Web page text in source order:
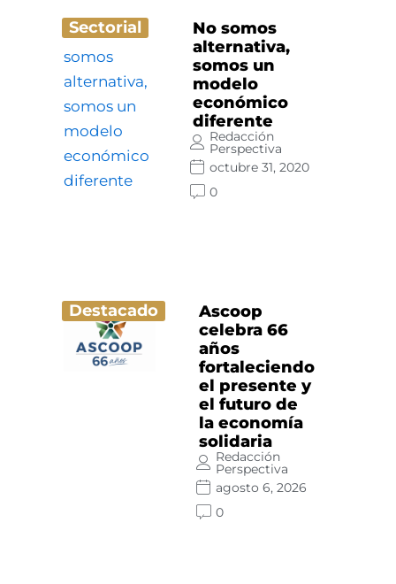
Sectorial
No somos
alternativa,
somos un
modelo
económico
diferente
Redacción
Perspectiva
octubre 31, 2020
0
Destacado
Ascoop
celebra 66
años
fortaleciendo
el presente y
el futuro de
la economía
solidaria
Redacción
Perspectiva
agosto 6, 2026
0